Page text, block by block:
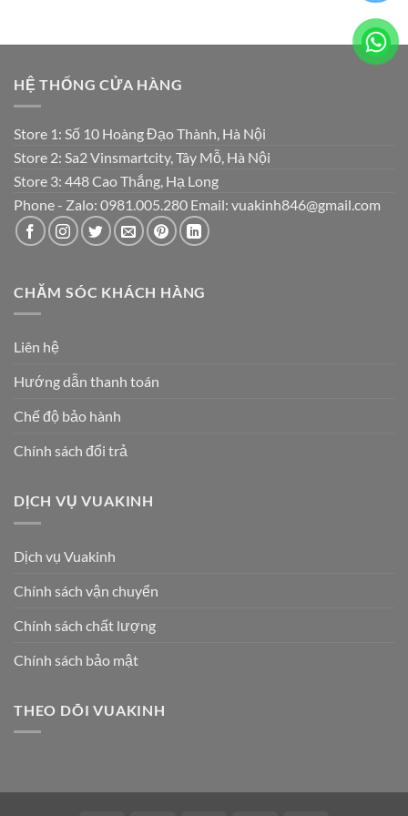
HỆ THỐNG CỬA HÀNG
Store 1: Số 10 Hoàng Đạo Thành, Hà Nội
Store 2: Sa2 Vinsmartcity, Tây Mỗ, Hà Nội
Store 3: 448 Cao Thắng, Hạ Long
Phone - Zalo: 0981.005.280 Email: vuakinh846@gmail.com
CHĂM SÓC KHÁCH HÀNG
Liên hệ
Hướng dẫn thanh toán
Chế độ bảo hành
Chính sách đổi trả
DỊCH VỤ VUAKINH
Dịch vụ Vuakinh
Chính sách vận chuyển
Chính sách chất lượng
Chính sách bảo mật
THEO DÕI VUAKINH